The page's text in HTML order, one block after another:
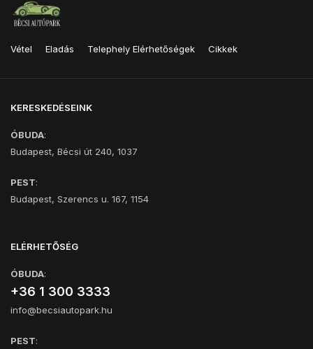
Vétel Eladás Telephely Elérhetőségek Cikkek
KERESKEDÉSEINK
ÓBUDA:
Budapest, Bécsi út 240, 1037
PEST:
Budapest, Szerencs u. 167, 1154
ELÉRHETŐSÉG
ÓBUDA:
+36 1 300 3333
info@becsiautopark.hu
PEST: